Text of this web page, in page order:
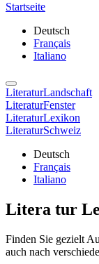
Startseite
Deutsch
Français
Italiano
LiteraturLandschaft
LiteraturFenster
LiteraturLexikon
LiteraturSchweiz
Deutsch
Français
Italiano
Litera tur
Finden Sie gezielt
auch nach